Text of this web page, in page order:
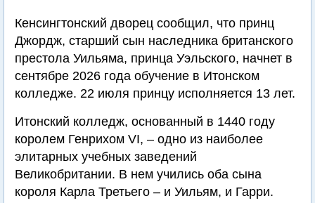
Кенсингтонский дворец сообщил, что принц
Джордж, старший сын наследника британского
престола Уильяма, принца Уэльского, начнет в
сентябре 2026 года обучение в Итонском
колледже. 22 июля принцу исполняется 13 лет.
Итонский колледж, основанный в 1440 году
королем Генрихом VI, – одно из наиболее
элитарных учебных заведений
Великобритании. В нем учились оба сына
короля Карла Третьего – и Уильям, и Гарри.